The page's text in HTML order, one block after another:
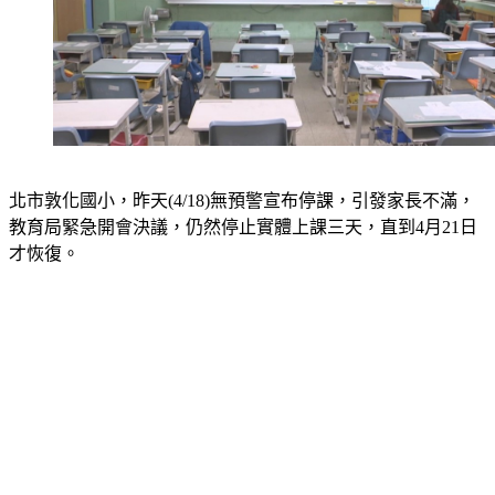
北市敦化國小，昨天(4/18)無預警宣布停課，引發家長不滿，
教育局緊急開會決議，仍然停止實體上課三天，直到4月21日
才恢復。